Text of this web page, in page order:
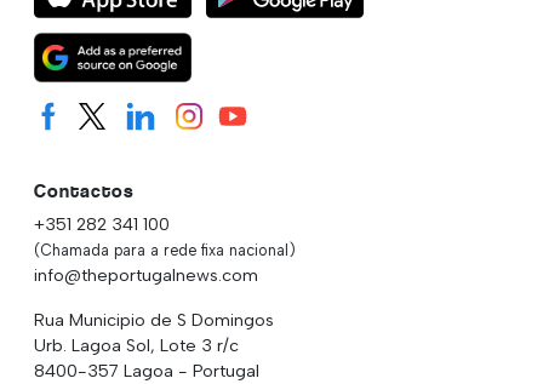
Contactos
+351 282 341 100
(Chamada para a rede fixa nacional)
info@theportugalnews.com
Rua Municipio de S Domingos
Urb. Lagoa Sol, Lote 3 r/c
8400-357 Lagoa - Portugal